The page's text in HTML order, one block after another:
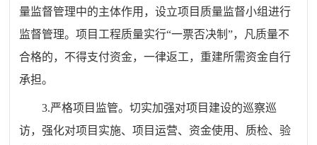
量监督管理中的主体作用，设立项目质量监督小组进行
监督管理。项目工程质量实行“一票否决制”，凡质量不
合格的，不得支付资金，一律返工，重建所需资金自行
承担。
3.严格项目监管。切实加强对项目建设的巡察巡
访，强化对项目实施、项目运营、资金使用、质检、验